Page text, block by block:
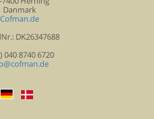
Danmark
Cofman.de
DK26347688
040 8740 6720